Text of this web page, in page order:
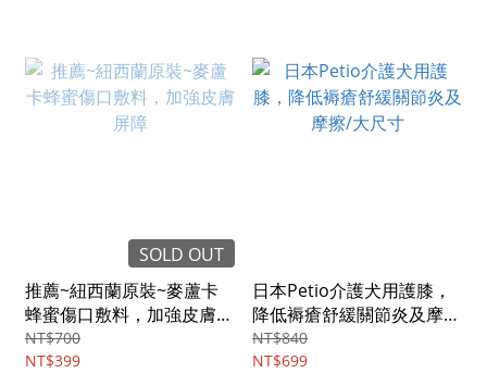
SOLD OUT
推薦~紐西蘭原裝~麥蘆卡
蜂蜜傷口敷料，加強皮膚屏
障
NT$700
NT$399
日本Petio介護犬用護膝，
降低褥瘡舒緩關節炎及摩
擦/大尺寸
NT$840
NT$699